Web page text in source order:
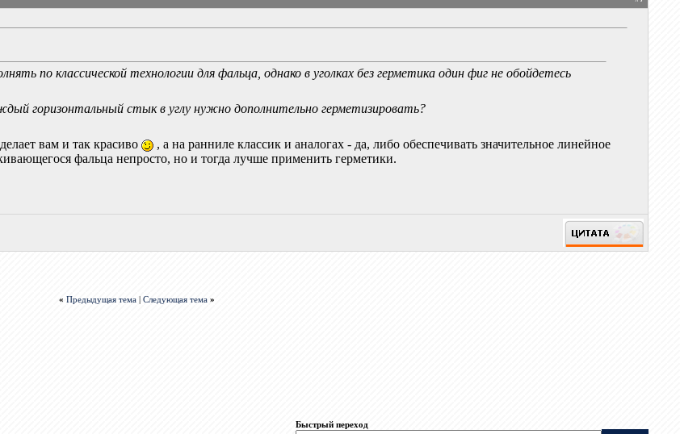
по классической технологии для фальца, однако в уголках без герметика один фиг не обойдетесь
горизонтальный стык в углу нужно дополнительно герметизировать?
вам и так красиво
, а на ранниле классик и аналогах - да, либо обеспечивать значительное линейное
фальца непросто, но и тогда лучше применить герметики.
« Предыдущая тема |Следующая тема »
Быстрый переход